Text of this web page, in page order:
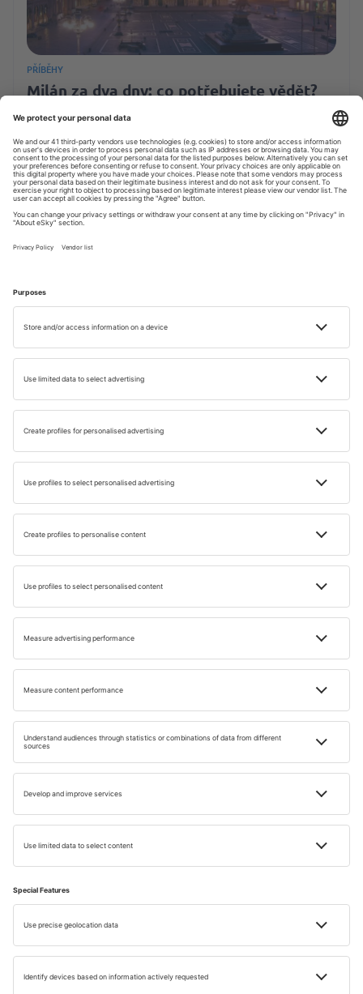
PŘÍBĚHY
Milán za dva dny: co potřebujete vědět?
Přečtete za: 4 min 21 LIS 2025
Plaamkaa
ŘEBŘÍČKY
Top 5 instagramových míst v Barceloně!
Małgorzata Milian
INSPIRACE
Natalia Maszkowska